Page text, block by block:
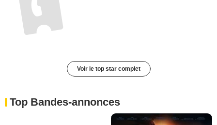
Voir le top star complet
Top Bandes-annonces